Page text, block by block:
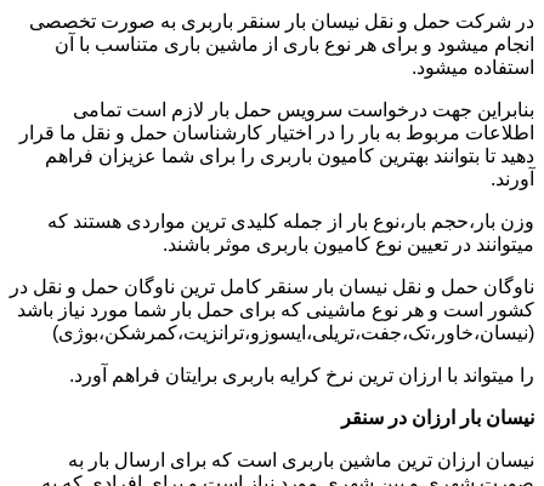
در شرکت حمل و نقل نیسان بار سنقر باربری به صورت تخصصی
انجام میشود و برای هر نوع باری از ماشین باری متناسب با آن
استفاده میشود.
بنابراین جهت درخواست سرویس حمل بار لازم است تمامی
اطلاعات مربوط به بار را در اختیار کارشناسان حمل و نقل ما قرار
دهید تا بتوانند بهترین کامیون باربری را برای شما عزیزان فراهم
آورند.
وزن بار،حجم بار،نوع بار از جمله کلیدی ترین مواردی هستند که
میتوانند در تعیین نوع کامیون باربری موثر باشند.
ناوگان حمل و نقل نیسان بار سنقر کامل ترین ناوگان حمل و نقل در
کشور است و هر نوع ماشینی که برای حمل بار شما مورد نیاز باشد
(نیسان،خاور،تک،جفت،تریلی،ایسوزو،ترانزیت،کمرشکن،بوژی)
را میتواند با ارزان ترین نرخ کرایه باربری برایتان فراهم آورد.
نیسان بار ارزان در سنقر
نیسان ارزان ترین ماشین باربری است که برای ارسال بار به